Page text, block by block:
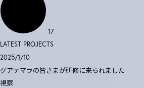
17
LATEST PROJECTS
2025/1/10
グアテマラの皆さまが研修に来られました
視察